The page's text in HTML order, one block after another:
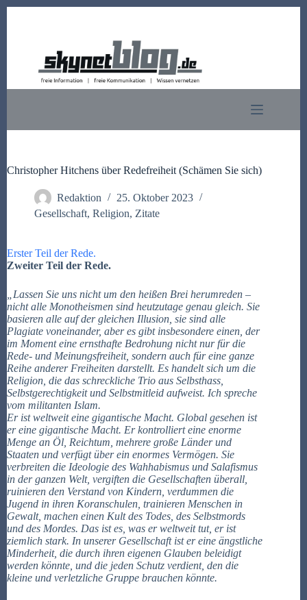
Christopher Hitchens über Redefreiheit (Schämen Sie sich)
Redaktion
25. Oktober 2023
Gesellschaft, Religion, Zitate
Erster Teil der Rede.
Zweiter Teil der Rede.
„Lassen Sie uns nicht um den heißen Brei herumreden –
nicht alle Monotheismen sind heutzutage genau gleich. Sie
basieren alle auf der gleichen Illusion, sie sind alle
Plagiate voneinander, aber es gibt insbesondere einen, der
im Moment eine ernsthafte Bedrohung nicht nur für die
Rede- und Meinungsfreiheit, sondern auch für eine ganze
Reihe anderer Freiheiten darstellt. Es handelt sich um die
Religion, die das schreckliche Trio aus Selbsthass,
Selbstgerechtigkeit und Selbstmitleid aufweist. Ich spreche
vom militanten Islam.
Er ist weltweit eine gigantische Macht. Global gesehen ist
er eine gigantische Macht. Er kontrolliert eine enorme
Menge an Öl, Reichtum, mehrere große Länder und
Staaten und verfügt über ein enormes Vermögen. Sie
verbreiten die Ideologie des Wahhabismus und Salafismus
in der ganzen Welt, vergiften die Gesellschaften überall,
ruinieren den Verstand von Kindern, verdummen die
Jugend in ihren Koranschulen, trainieren Menschen in
Gewalt, machen einen Kult des Todes, des Selbstmords
und des Mordes. Das ist es, was er weltweit tut, er ist
ziemlich stark. In unserer Gesellschaft ist er eine ängstliche
Minderheit, die durch ihren eigenen Glauben beleidigt
werden könnte, und die jeden Schutz verdient, den die
kleine und verletzliche Gruppe brauchen könnte.